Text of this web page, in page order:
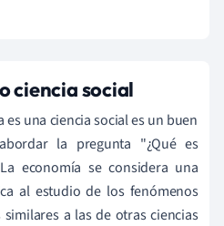
ciencia social
una ciencia social es un buen
la pregunta "¿Qué es
economía se considera una
al estudio de los fenómenos
a las de otras ciencias